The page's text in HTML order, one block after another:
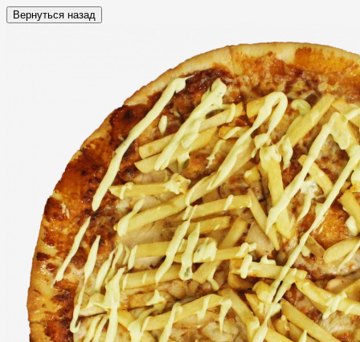
Вернуться назад